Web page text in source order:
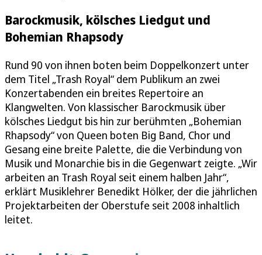
Barockmusik, kölsches Liedgut und
Bohemian Rhapsody
Rund 90 von ihnen boten beim Doppelkonzert unter
dem Titel „Trash Royal“ dem Publikum an zwei
Konzertabenden ein breites Repertoire an
Klangwelten. Von klassischer Barockmusik über
kölsches Liedgut bis hin zur berühmten „Bohemian
Rhapsody“ von Queen boten Big Band, Chor und
Gesang eine breite Palette, die die Verbindung von
Musik und Monarchie bis in die Gegenwart zeigte. „Wir
arbeiten an Trash Royal seit einem halben Jahr“,
erklärt Musiklehrer Benedikt Hölker, der die jährlichen
Projektarbeiten der Oberstufe seit 2008 inhaltlich
leitet.